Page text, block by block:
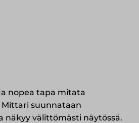
nopea tapa mitata
suunnataan
näkyy välittömästi näytössä.